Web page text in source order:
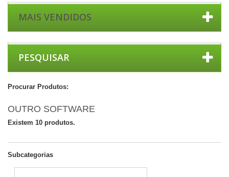
MAIS VENDIDOS
PESQUISAR
Procurar Produtos:
OUTRO SOFTWARE
Existem 10 produtos.
Subcategorias